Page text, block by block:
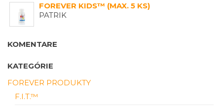
FOREVER KIDS™ (MAX. 5 KS)
PATRIK
KOMENTARE
KATEGÓRIE
FOREVER PRODUKTY
F.I.T.™